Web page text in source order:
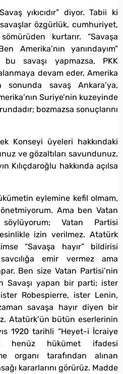
yıkıcıdır” diyor. Tabii ki
savaşlar özgürlük, cumhuriyet,
kurtarır. “Savaşa
Amerika’nın yanındayım”
savaşı yapmazsa, PKK
devam eder, Amerika
savaş Ankara’ya,
Suriye’nin kuzeyinde
bozmazsa sonuçlarını
Konseyi üyeleri hakkındaki
ve gözaltıları savundunuz.
Kılıçdaroğlu hakkında açılsa
eylemine kefil olmam,
Ama ben Vatan
söylüyorum; Vatan Partisi
izin verilmez. Atatürk
“Savaşa hayır” bildirisi
emir vermez ama
Ben size Vatan Partisi’nin
Savaşı yapan bir parti; ister
Robespierre, ister Lenin,
savaşa hayır diyen bir
Atatürk’ün bütün eserlerinin
1920 tarihli “Heyet-i İcraiye
henüz hükümet ifadesi
organı tarafından alınan
kararlarını görürüz. Madde